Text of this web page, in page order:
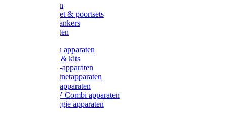
Poortgrepen
Doorgangset & poortsets
Poortgreepankers
Weidepoorten
Onderdelen apparaten
Starter sets & kits
9V Batterij-apparaten
230V Lichtnetapparaten
12V Accu-apparaten
230V / 12V Combi apparaten
Zonne-energie apparaten